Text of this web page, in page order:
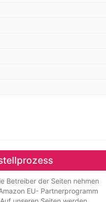
Betreiber der Seiten nehmen
EU- Partnerprogramm